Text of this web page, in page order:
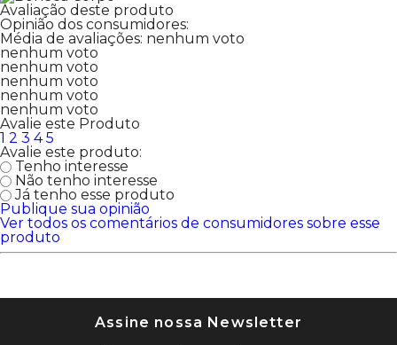
Avaliação deste produto
Opinião dos consumidores:
Média de avaliações: nenhum voto
nenhum voto
nenhum voto
nenhum voto
nenhum voto
nenhum voto
Avalie este Produto
1 2 3 4 5
Avalie este produto:
Tenho interesse
Não tenho interesse
Já tenho esse produto
Publique sua opinião
Ver todos os comentários de consumidores sobre esse
produto
Assine nossa Newsletter